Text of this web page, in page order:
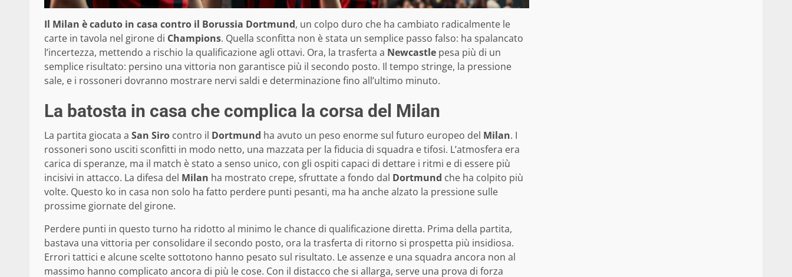
Il Milan è caduto in casa contro il Borussia Dortmund, un colpo duro che ha cambiato radicalmente le
carte in tavola nel girone di Champions. Quella sconfitta non è stata un semplice passo falso: ha spalancato
l’incertezza, mettendo a rischio la qualificazione agli ottavi. Ora, la trasferta a Newcastle pesa più di un
semplice risultato: persino una vittoria non garantisce più il secondo posto. Il tempo stringe, la pressione
sale, e i rossoneri dovranno mostrare nervi saldi e determinazione fino all’ultimo minuto.
La batosta in casa che complica la corsa del Milan
La partita giocata a San Siro contro il Dortmund ha avuto un peso enorme sul futuro europeo del Milan. I
rossoneri sono usciti sconfitti in modo netto, una mazzata per la fiducia di squadra e tifosi. L’atmosfera era
carica di speranze, ma il match è stato a senso unico, con gli ospiti capaci di dettare i ritmi e di essere più
incisivi in attacco. La difesa del Milan ha mostrato crepe, sfruttate a fondo dal Dortmund che ha colpito più
volte. Questo ko in casa non solo ha fatto perdere punti pesanti, ma ha anche alzato la pressione sulle
prossime giornate del girone.
Perdere punti in questo turno ha ridotto al minimo le chance di qualificazione diretta. Prima della partita,
bastava una vittoria per consolidare il secondo posto, ora la trasferta di ritorno si prospetta più insidiosa.
Errori tattici e alcune scelte sottotono hanno pesato sul risultato. Le assenze e una squadra ancora non al
massimo hanno complicato ancora di più le cose. Con il distacco che si allarga, serve una prova di forza